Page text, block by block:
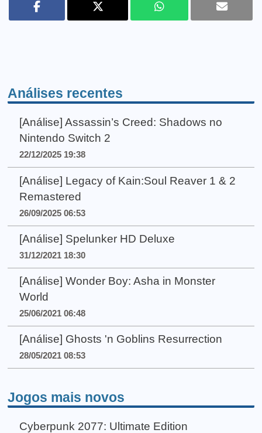
Análises recentes
[Análise] Assassin’s Creed: Shadows no
Nintendo Switch 2
22/12/2025 19:38
[Análise] Legacy of Kain:Soul Reaver 1 & 2
Remastered
26/09/2025 06:53
[Análise] Spelunker HD Deluxe
31/12/2021 18:30
[Análise] Wonder Boy: Asha in Monster
World
25/06/2021 06:48
[Análise] Ghosts 'n Goblins Resurrection
28/05/2021 08:53
Jogos mais novos
Cyberpunk 2077: Ultimate Edition